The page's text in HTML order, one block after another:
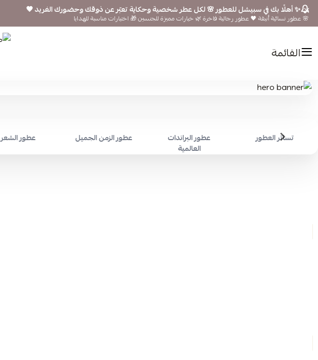
✨ أهلًا بك في سبيشل للعطور 🌸 لكل عطر شخصية وحكاية تعبّر عن ذوقك وحضورك الفريد 🖤
🌸 عطور نسائية أنيقة 🖤 عطور رجالية فاخرة 🌿 خيارات مميزة للجنسين 🎁 اختيارات مناسبة للهدايا
القائمة
تساتر العطور
عطور البراندات
العالمية
عطور الزمن الجميل عطور الشعر